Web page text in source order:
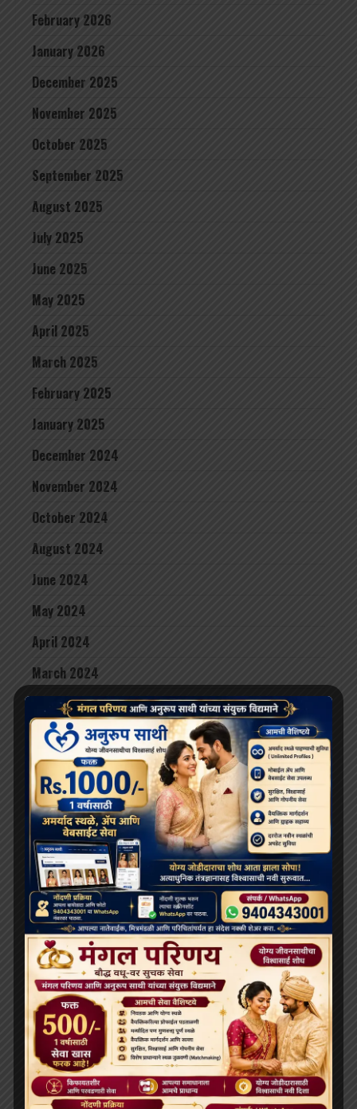
February 2026
January 2026
December 2025
November 2025
October 2025
September 2025
August 2025
July 2025
June 2025
May 2025
April 2025
March 2025
February 2025
January 2025
December 2024
November 2024
October 2024
August 2024
June 2024
May 2024
April 2024
March 2024
February 2024
January 2024
December 2023
November 2023
October 2023
September 2023
August 2023
July 2023
June 2023
May 2023
April 2023
March 2023
February 2023